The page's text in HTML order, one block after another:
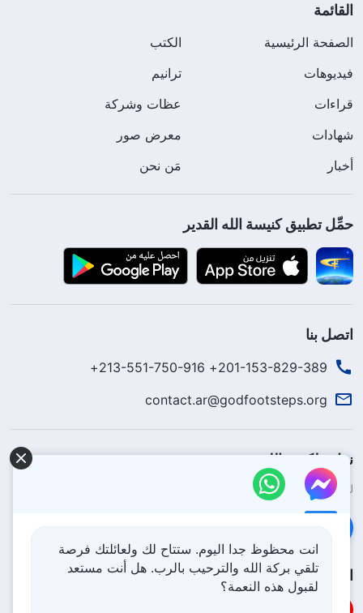
القائمة
الصفحة الرئيسية
الكتب
فيديوهات
ترانيم
قراءات
عظات وشركة
شهادات
معرض صور
أخبار
مَن نحن
حمِّل تطبيق كنيسة الله القدير
اتصل بنا
201-153-829-389+ 213-551-750-916+
contact.ar@godfootsteps.org
نزل ملكوت الله.
لقد نزلت المملكة بالفعل إلى الأرض! هل تريد دخوله؟
اتبعنا
انت محظوظ جدا اليوم. ستتاح لك ولعائلتك فرصة
تلقي بركة الله والترحيب بالرب. هل أنت مستعد
لقبول هذه النعمة؟